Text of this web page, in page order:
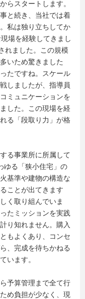
らスタートします。
と続き、当社では着
私は独り立ちしてか
場を経験してきまし
れました。この規模
いため驚きました
たですね。スケール
しましたが、指導員
ミュニケーションを
した。この現場を経
る「段取り力」が格
る事業所に所属して
ゆる「狭小住宅」の
基準や建物の構造な
ことが出てきます
く取り組んでいま
たミッションを実践
り知れません。購入
もよくあり、コンセ
、完成を待ちかねる
います。
予算管理まで全て行
め負担が少なく、現